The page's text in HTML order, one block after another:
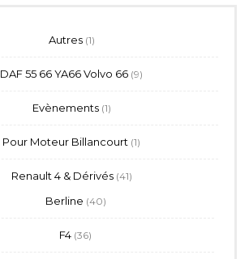
Autres 11
DAF 55 66 YA66 Volvo 66 99
Evènements 11
Pour Moteur Billancourt 11
Renault 4 & Dérivés 4141
Berline 4040
F4 3636